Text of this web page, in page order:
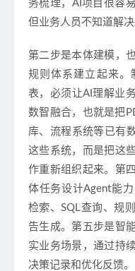
务梳理，AI项目很容
但业务人员不知道解决
第二步是本体建模，
规则体系建立起来。
表，必须让AI理解业
数智融合，也就是把
库、流程系统等已有
这些系统，而是把这
作重新组织起来。第
体任务设计Agent能
检索、SQL查询、规
告生成。第五步是智
实业务场景，通过持
决策记录和优化反馈。